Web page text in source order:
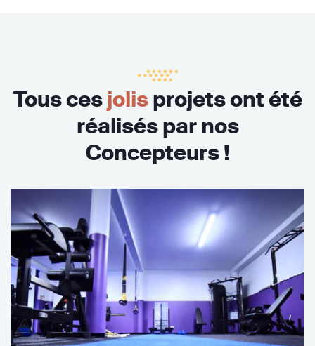
Tous cesjolisprojets ont été
réalisés par nos
Concepteurs !